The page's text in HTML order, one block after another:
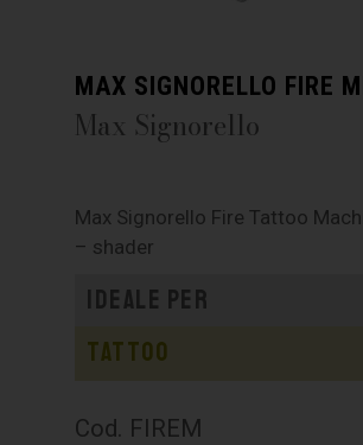
MAX SIGNORELLO FIRE
Max Signorello
Max Signorello Fire Tattoo
– shader
Ideale per
Tattoo
Cod. FIREM